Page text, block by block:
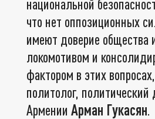
национальной
что нет оппозиционных
имеют доверие общества
локомотивом и
фактором в этих
политолог, политический
Армении Арман Гукасян.